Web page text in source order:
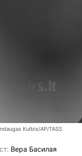
Kulbis/AP/TASS
Вера Басилая